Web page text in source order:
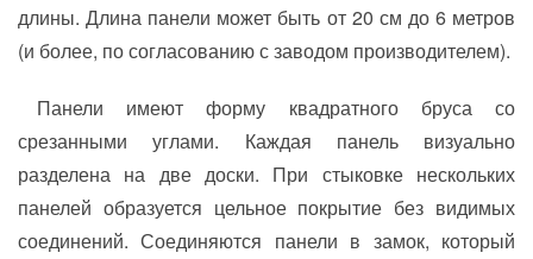
длины. Длина панели может быть от 20 см до 6 метров
(и более, по согласованию с заводом производителем).
Панели имеют форму квадратного бруса со
срезанными углами. Каждая панель визуально
разделена на две доски. При стыковке нескольких
панелей образуется цельное покрытие без видимых
соединений. Соединяются панели в замок, который